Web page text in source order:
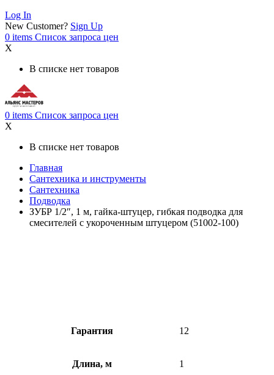
Log In
New Customer? Sign Up
0 items Список запроса цен
X
В списке нет товаров
0 items Список запроса цен
X
В списке нет товаров
Главная
Cантехника и инструменты
Сантехника
Подводка
ЗУБР 1/2″, 1 м, гайка-штуцер, гибкая подводка для
смесителей с укороченным штуцером (51002-100)
Гарантия 12
Длина, м 1